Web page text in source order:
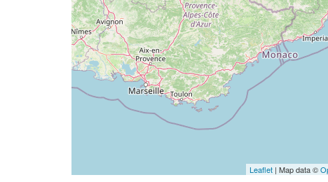
Leaflet | Map data ©